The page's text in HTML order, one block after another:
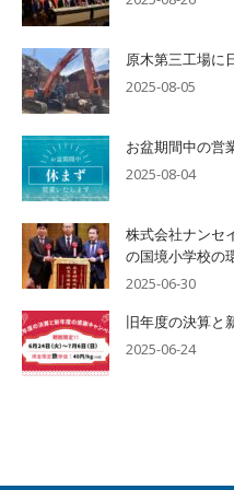
原木第三工場に
2025-08-05
お盆期間中の営
2025-08-04
株式会社ナンセ
の国境小学校の
2025-06-30
旧年度の決算と
2025-06-24